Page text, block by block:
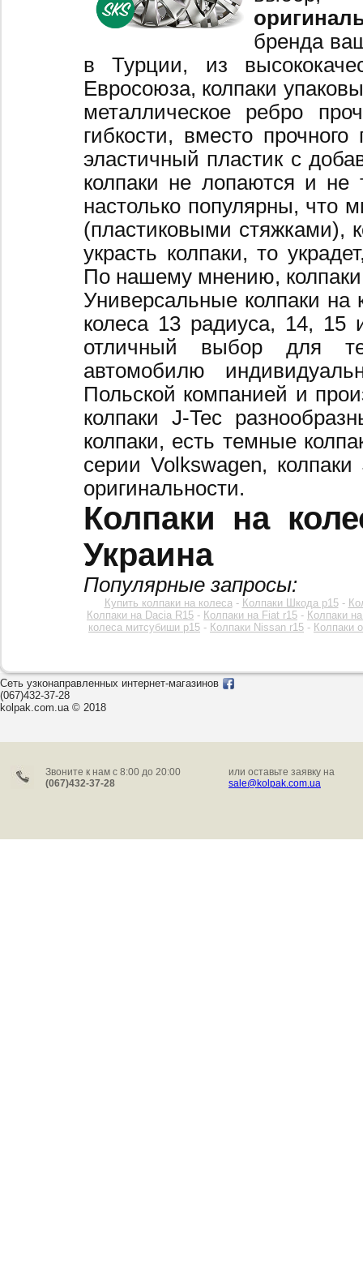
бренда
в Турции, из
Евросоюза, колпаки
металлическое ребро
гибкости, вместо
эластичный пластик с
колпаки не лопаются и не
настолько популярны, что
(пластиковыми стяжками),
украсть колпаки, то
По нашему мнению,
Универсальные колпаки
колеса 13 радиуса, 14,
отличный выбор для
автомобилю
Польской компанией и
колпаки J-Tec
колпаки, есть темные
серии Volkswagen,
оригинальности.
Колпаки на
Украина
Популярные запросы:
Купить колпаки на колеса- Колпаки Шкода р15-
Колпаки на Dacia R15 - Колпаки на Fiat r15 - Колпаки
колеса митсубиши р15 - Колпаки Nissan r15 - Колпаки
Сеть узконаправленных интернет-магазинов
(067)432-37-28
kolpak.com.ua © 2018
Звоните к нам c 8:00 до 20:00
(067)432-37-28
или оставьте заявку на
sale@kolpak.com.ua